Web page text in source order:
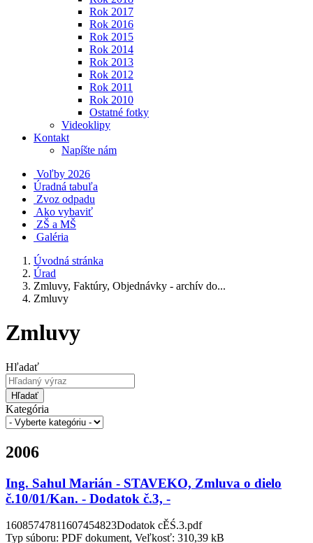
Rok 2017
Rok 2016
Rok 2015
Rok 2014
Rok 2013
Rok 2012
Rok 2011
Rok 2010
Ostatné fotky
Videoklipy
Kontakt
Napíšte nám
Voľby 2026
Úradná tabuľa
Zvoz odpadu
Ako vybaviť
ZŠ a MŠ
Galéria
Úvodná stránka
Úrad
Zmluvy, Faktúry, Objednávky - archív do...
Zmluvy
Zmluvy
Hľadať
Hľadať
Kategória
2006
Ing. Sahul Marián - STAVEKO, Zmluva o dielo
č.10/01/Kan. - Dodatok č.3, -
16085747811607454823Dodatok cĚŚ.3.pdf
Typ súboru: PDF dokument, Veľkosť: 310,39 kB